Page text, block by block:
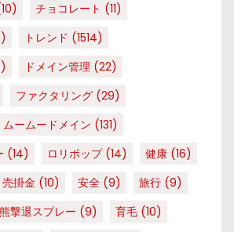
チョコレート (11)
トレンド (1514)
ドメイン管理 (22)
ファクタリング (29)
ムームードメイン (131)
(14) ロリポップ(14) 健康 (16)
売掛金 (10) 安全 (9) 旅行 (9)
熊撃退スプレー (9) 育毛 (10)